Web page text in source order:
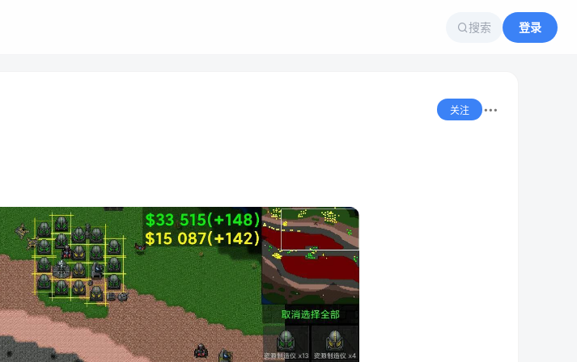
搜索 登录
关注